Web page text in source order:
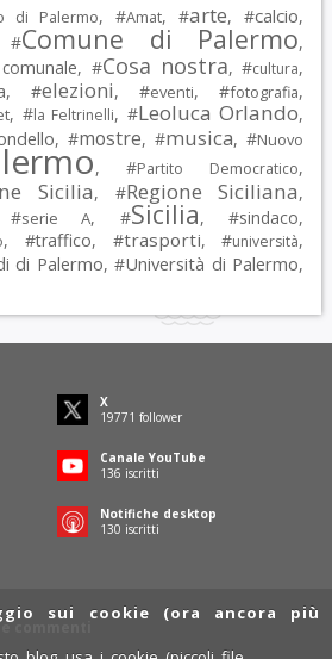
di Palermo, #Amat, #arte, #calcio,
Comune di Palermo,
, #Cosa nostra, #cultura,
, #elezioni, #eventi, #fotografia,
, #la Feltrinelli, #Leoluca Orlando,
, #mostre, #musica, #Nuovo
, #Partito Democratico,
Sicilia, #Regione Siciliana,
serie A, #Sicilia, #sindaco,
, #traffico, #trasporti, #università,
di Palermo, #Università di Palermo,
commenti
X
19771 follower
Canale YouTube
136 iscritti
Notifiche desktop
130 iscritti
sui cookie (ora ancora più